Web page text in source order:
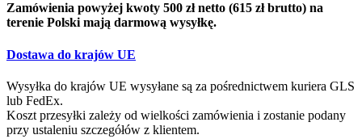
Zamówienia powyżej kwoty 500 zł netto (615 zł brutto) na
terenie Polski mają darmową wysyłkę.
Dostawa do krajów UE
Wysyłka do krajów UE wysyłane są za pośrednictwem kuriera GLS
lub FedEx.
Koszt przesyłki zależy od wielkości zamówienia i zostanie podany
przy ustaleniu szczegółów z klientem.